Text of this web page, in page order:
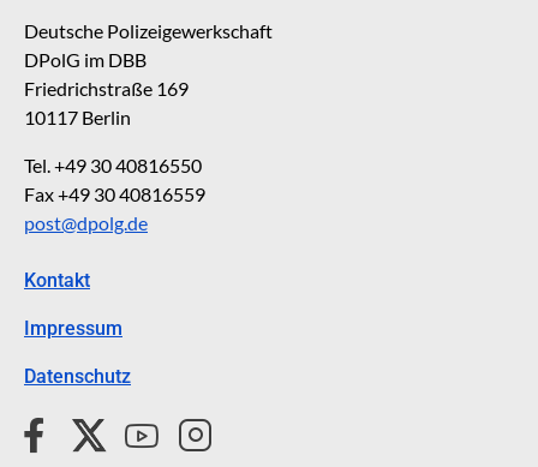
Deutsche Polizeigewerkschaft
DPolG im DBB
Friedrichstraße 169
10117 Berlin
Tel. +49 30 40816550
Fax +49 30 40816559
post@dpolg.de
Kontakt
Impressum
Datenschutz